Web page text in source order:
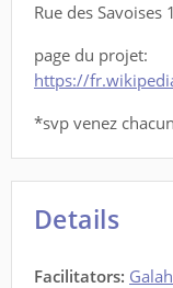
Rue des Savoises
page du projet:
https://
*svp venez
Details
Facilitators: